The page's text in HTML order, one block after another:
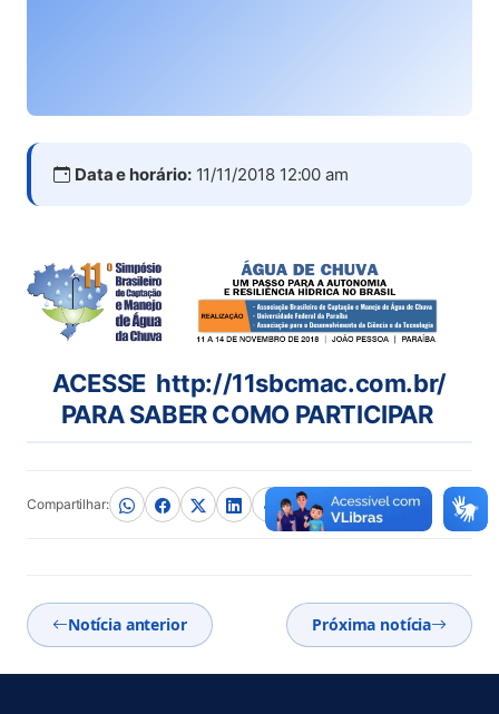
Data e horário:11/11/2018 12:00 am
ACESSE http://11sbcmac.com.br/
PARA SABER COMO PARTICIPAR
Compartilhar:
Notícia anterior Próxima notícia